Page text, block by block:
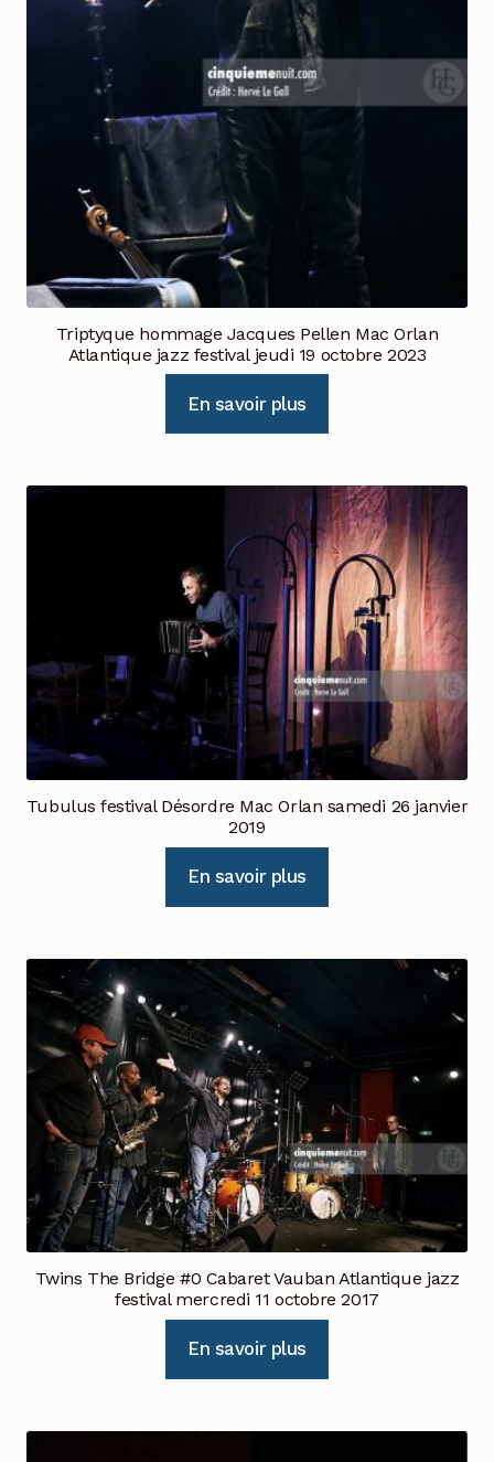
Triptyque hommage Jacques Pellen Mac Orlan
Atlantique jazz festival jeudi 19 octobre 2023
En savoir plus
Tubulus festival Désordre Mac Orlan samedi 26 janvier
2019
En savoir plus
Twins The Bridge #0 Cabaret Vauban Atlantique jazz
festival mercredi 11 octobre 2017
En savoir plus